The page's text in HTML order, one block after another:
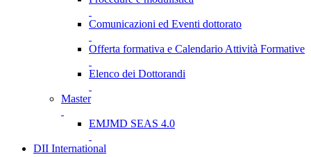
Comunicazioni ed Eventi dottorato
Offerta formativa e Calendario Attività Formative
Elenco dei Dottorandi
Master
EMJMD SEAS 4.0
DII International